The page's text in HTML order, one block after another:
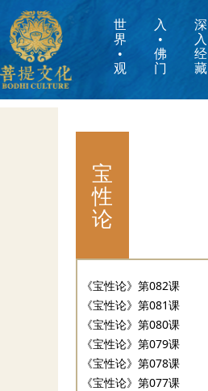
世
界
•
观
入
•
佛
门
深
入
经
藏
宝
性
论
《宝性论》第082课
《宝性论》第081课
《宝性论》第080课
《宝性论》第079课
《宝性论》第078课
《宝性论》第077课